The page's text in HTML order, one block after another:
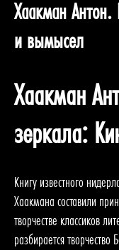
Хаакман Антон.
и вымысел
Хаакман
зеркала:
Книгу известного
Хаакмана составили
творчестве классиков
разбирается